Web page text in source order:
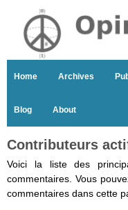
Home Archives
Blog About
Contributeurs
Voici la liste des
commentaires. Vous
commentaires dans cette